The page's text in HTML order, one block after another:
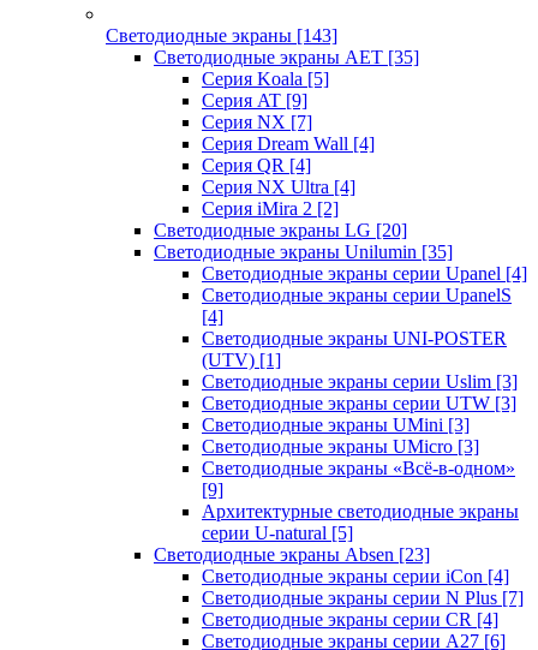
Светодиодные экраны [143]
Светодиодные экраны AET [35]
Cерия Koala [5]
Серия AT [9]
Серия NX [7]
Серия Dream Wall [4]
Серия QR [4]
Серия NX Ultra [4]
Серия iMira 2 [2]
Светодиодные экраны LG [20]
Светодиодные экраны Unilumin [35]
Светодиодные экраны серии Upanel [4]
Светодиодные экраны серии UpanelS
[4]
Светодиодные экраны UNI-POSTER
(UTV) [1]
Светодиодные экраны серии Uslim [3]
Светодиодные экраны серии UTW [3]
Светодиодные экраны UMini [3]
Светодиодные экраны UMicro [3]
Светодиодные экраны «Всё-в-одном»
[9]
Архитектурные светодиодные экраны
серии U-natural [5]
Светодиодные экраны Absen [23]
Светодиодные экраны серии iCon [4]
Светодиодные экраны серии N Plus [7]
Светодиодные экраны серии CR [4]
Светодиодные экраны серии А27 [6]